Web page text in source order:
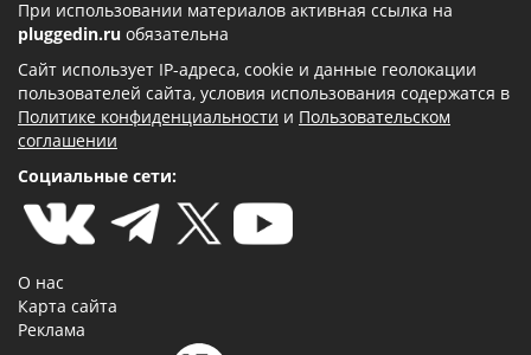
При использовании материалов активная ссылка на
pluggedin.ru обязательна
Сайт использует IP-адреса, cookie и данные геолокации
пользователей сайта, условия использования содержатся в
Политике конфиденциальности и Пользовательском
соглашении
Социальные сети:
О нас
Карта сайта
Реклама